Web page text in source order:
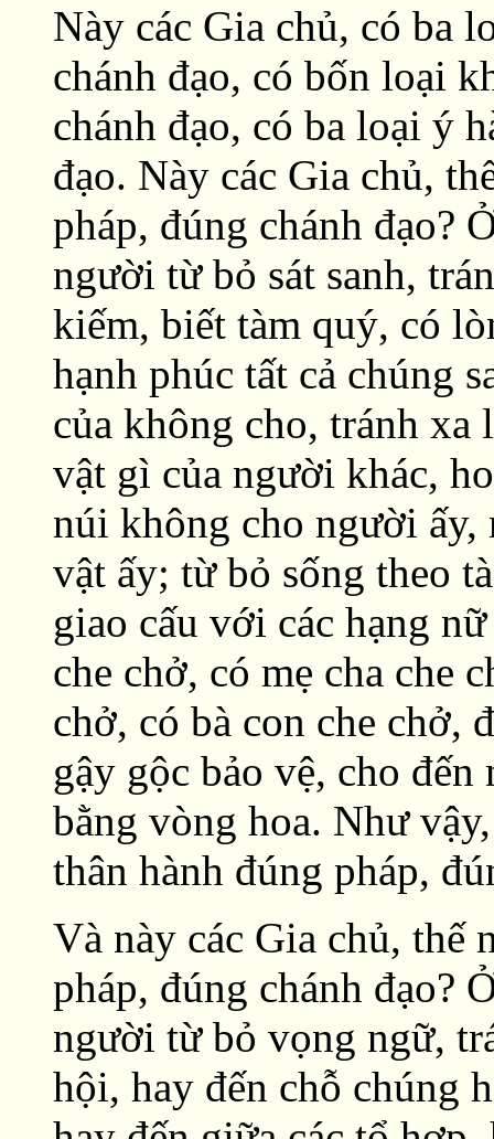
Này các Gia chủ, có ba
chánh đạo, có bốn loại
chánh đạo, có ba loại ý
đạo. Này các Gia chủ,
pháp, đúng chánh đạo?
người từ bỏ sát sanh,
kiếm, biết tàm quý, có
hạnh phúc tất cả chúng
của không cho, tránh xa
vật gì của người khác,
núi không cho người
vật ấy; từ bỏ sống theo
giao cấu với các hạng
che chở, có mẹ cha che
chở, có bà con che chở,
gậy gộc bảo vệ, cho
bằng vòng hoa. Như
thân hành đúng pháp,
Và này các Gia chủ, thế
pháp, đúng chánh đạo?
người từ bỏ vọng ngữ,
hội, hay đến chỗ chúng